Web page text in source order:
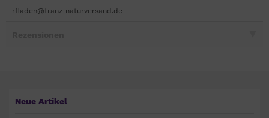
rfladen@franz-naturversand.de
Neue Artikel